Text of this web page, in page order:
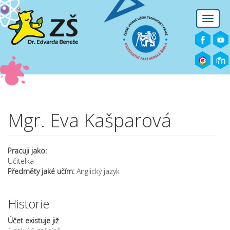
Přejít k hlavnímu obsahu
Toggle
Mgr. Eva Kašparová
Pracuji jako:
Učitelka
Předměty jaké učím: Anglický jazyk
Historie
Účet existuje již